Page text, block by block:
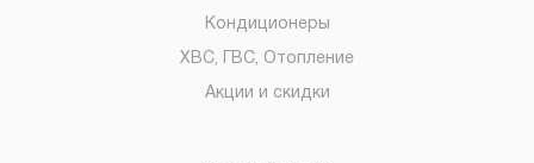
Кондиционеры
ХВС, ГВС, Отопление
Акции и скидки